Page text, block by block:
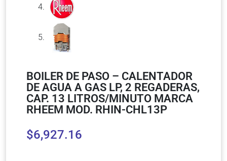
BOILER DE PASO – CALENTADOR
DE AGUA A GAS LP, 2 REGADERAS,
CAP. 13 LITROS/MINUTO MARCA
RHEEM MOD. RHIN-CHL13P
$6,927.16